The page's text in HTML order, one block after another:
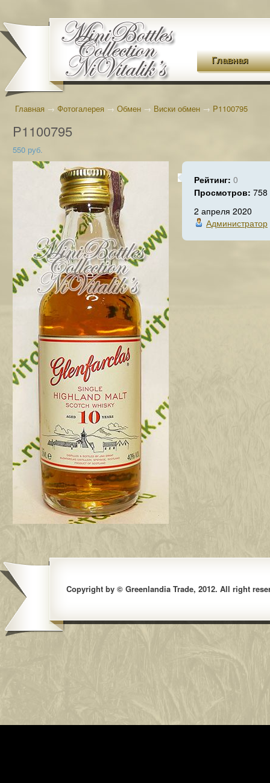
Главная
Главная → Фотогалерея → Обмен → Виски обмен → P1100795
P1100795
550 руб.
Рейтинг: 0
Просмотров: 758
2 апреля 2020
Администратор
Copyright by © Greenlandia Trade, 2012. All right